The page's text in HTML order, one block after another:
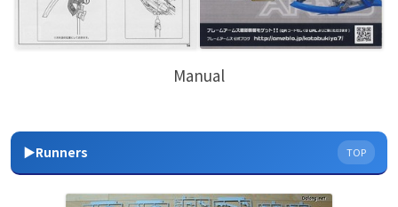
Manual
▶Runners TOP